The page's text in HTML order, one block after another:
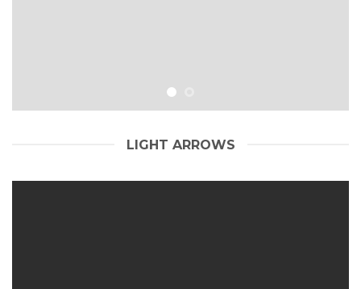
LIGHT ARROWS